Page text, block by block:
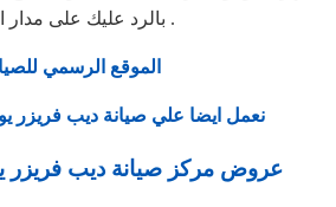
بالرد عليك على مدار اليوم .
الموقع الرسمي
نعمل ايضا علي صيانة ديب فريزر
عروض مركز صيانة ديب فريزر